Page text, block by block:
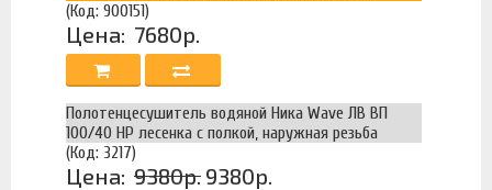
(Код: 900151)
Цена: 7680р.
Полотенцесушитель водяной Ника Wave ЛВ ВП
100/40 НР лесенка с полкой, наружная резьба
(Код: 3217)
Цена: 9380р. 9380р.